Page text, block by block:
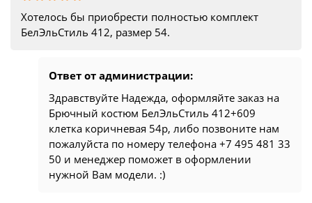
Хотелось бы приобрести полностью комплект
БелЭльСтиль 412, размер 54.
Ответ от администрации:
Здравствуйте Надежда, оформляйте заказ на
Брючный костюм БелЭльСтиль 412+609
клетка коричневая 54р, либо позвоните нам
пожалуйста по номеру телефона +7 495 481 33
50 и менеджер поможет в оформлении
нужной Вам модели. :)